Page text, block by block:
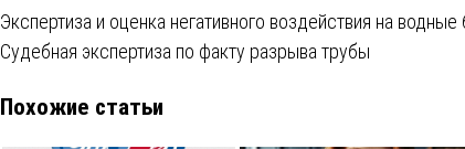
Навигация
по
записям
Экспертиза и оценка негативного воздействия на
Судебная экспертиза по факту разрыва трубы
Похожие статьи